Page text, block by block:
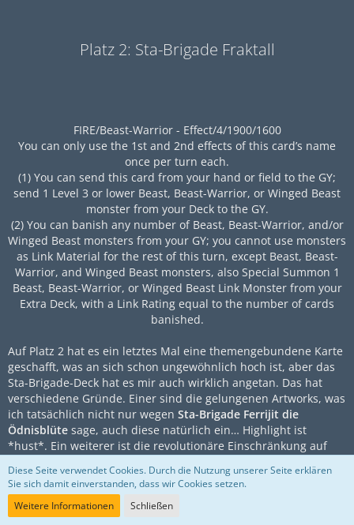
Platz 2: Sta-Brigade Fraktall
FIRE/Beast-Warrior - Effect/4/1900/1600
You can only use the 1st and 2nd effects of this card’s name
once per turn each.
(1) You can send this card from your hand or field to the GY;
send 1 Level 3 or lower Beast, Beast-Warrior, or Winged Beast
monster from your Deck to the GY.
(2) You can banish any number of Beast, Beast-Warrior, and/or
Winged Beast monsters from your GY; you cannot use monsters
as Link Material for the rest of this turn, except Beast, Beast-
Warrior, and Winged Beast monsters, also Special Summon 1
Beast, Beast-Warrior, or Winged Beast Link Monster from your
Extra Deck, with a Link Rating equal to the number of cards
banished.
Auf Platz 2 hat es ein letztes Mal eine themengebundene Karte
geschafft, was an sich schon ungewöhnlich hoch ist, aber das
Sta-Brigade-Deck hat es mir auch wirklich angetan. Das hat
verschiedene Gründe. Einer sind die gelungenen Artworks, was
ich tatsächlich nicht nur wegen Sta-Brigade Ferrijit die
Ödnisblüte sage, auch diese natürlich ein… Highlight ist
*hust*. Ein weiterer ist die revolutionäre Einschränkung auf
„Zielgruppe“als Materialfür Extra Deck Plays benutzt werden
kann, womit man also auf generische Extra Deck-Monster
zugreifen darf, allerdings die altbekannten Engine-Plays rund
Diese Seite verwendet Cookies. Durch die Nutzung unserer Seite erklären
Sie sich damit einverstanden, dass wir Cookies setzen.
Weitere Informationen
Schließen